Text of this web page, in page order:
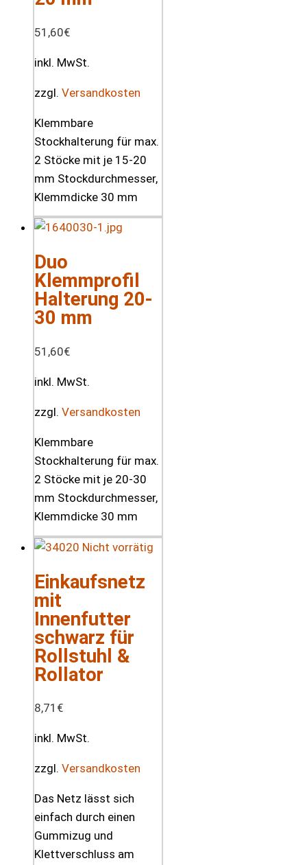
51,60€
inkl. MwSt.
zzgl. Versandkosten
Klemmbare
Stockhalterung für max.
2 Stöcke mit je 15-20
mm Stockdurchmesser,
Klemmdicke 30 mm
Duo
Klemmprofil
Halterung 20-
30 mm
51,60€
inkl. MwSt.
zzgl. Versandkosten
Klemmbare
Stockhalterung für max.
2 Stöcke mit je 20-30
mm Stockdurchmesser,
Klemmdicke 30 mm
Nicht vorrätig
Einkaufsnetz
mit
Innenfutter
schwarz für
Rollstuhl &
Rollator
8,71 €
inkl. MwSt.
zzgl. Versandkosten
Das Netz lässt sich
einfach durch einen
Gummizug und
Klettverschluss am